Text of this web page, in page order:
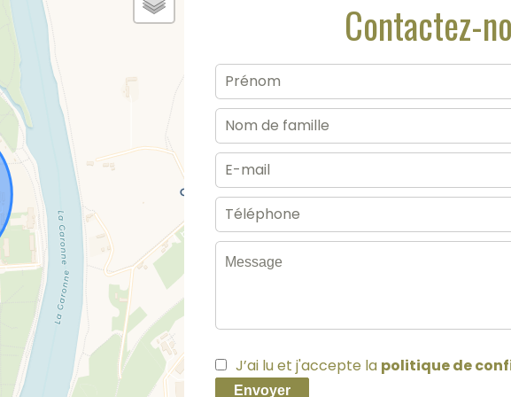
Contactez-
J’ai lu et j'accepte la politique de
Envoyer